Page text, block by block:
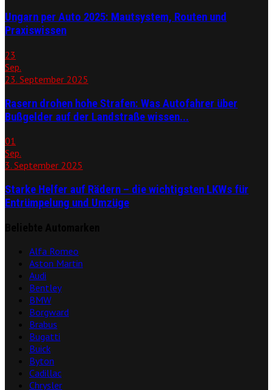
Ungarn per Auto 2025: Mautsystem, Routen und
Praxiswissen
23
Sep.
23. September 2025
Rasern drohen hohe Strafen: Was Autofahrer über
Bußgelder auf der Landstraße wissen...
01
Sep.
3. September 2025
Starke Helfer auf Rädern – die wichtigsten LKWs für
Entrümpelung und Umzüge
Alfa Romeo
Aston Martin
Audi
Bentley
BMW
Borgward
Brabus
Bugatti
Buick
Byton
Cadillac
Chrysler